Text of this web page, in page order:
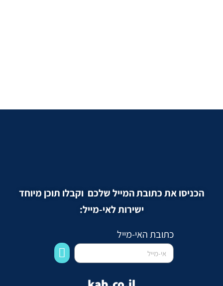
הכניסו את כתובת המייל שלכם וקבלו תוכן מיוחד
ישירות לאי-מייל:
כתובת האי-מייל